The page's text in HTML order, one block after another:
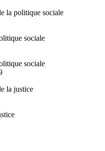
la politique sociale
sociale
sociale
la justice